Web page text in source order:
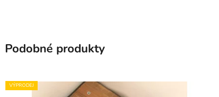
Podobné produkty
VÝPRODEJ